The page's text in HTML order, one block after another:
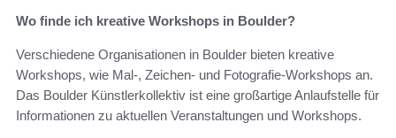
Wo finde ich kreative Workshops in Boulder?
Verschiedene Organisationen in Boulder bieten kreative
Workshops, wie Mal-, Zeichen- und Fotografie-Workshops an.
Das Boulder Künstlerkollektiv ist eine großartige Anlaufstelle für
Informationen zu aktuellen Veranstaltungen und Workshops.